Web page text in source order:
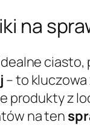
na
– to
produkty z
na ten